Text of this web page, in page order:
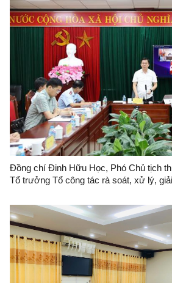
Đồng chí Đinh Hữu Học, Phó Chủ tịch
Tổ trưởng Tổ công tác rà soát, xử lý,
Lạng Sơn tổ chức đối thoại với bà